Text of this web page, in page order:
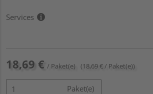
Services
18,69 € / Paket(e) (18,69 € / Paket(e))
Paket(e)